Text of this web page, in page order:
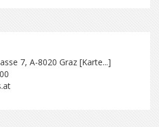
7, A-8020 Graz [Karte...]